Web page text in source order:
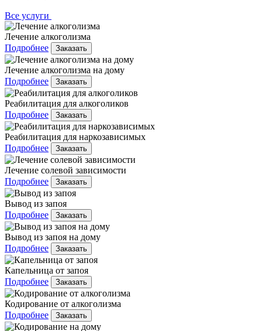
Все услуги
Лечение алкоголизма
Подробнее
Заказать
Лечение алкоголизма на дому
Подробнее
Заказать
Реабилитация для алкоголиков
Подробнее
Заказать
Реабилитация для наркозависимых
Подробнее
Заказать
Лечение солевой зависимости
Подробнее
Заказать
Вывод из запоя
Подробнее
Заказать
Вывод из запоя на дому
Подробнее
Заказать
Капельница от запоя
Подробнее
Заказать
Кодирование от алкоголизма
Подробнее
Заказать